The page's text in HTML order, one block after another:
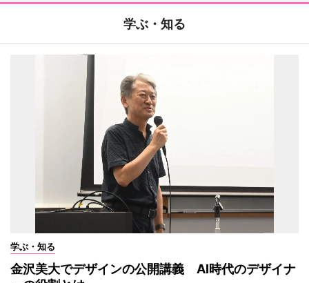
学ぶ・知る
学ぶ・知る
金沢美大でデザインの公開講義 AI時代のデザイナ